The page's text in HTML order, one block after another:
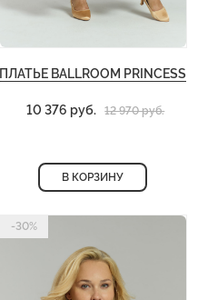
ПЛАТЬЕ BALLROOM PRINCESS
10 376 руб. 12 970 руб.
В КОРЗИНУ
-30%